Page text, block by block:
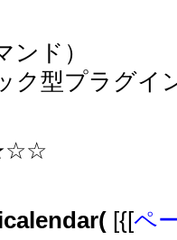
ンド）
ク型プラグイ
[{[ペ